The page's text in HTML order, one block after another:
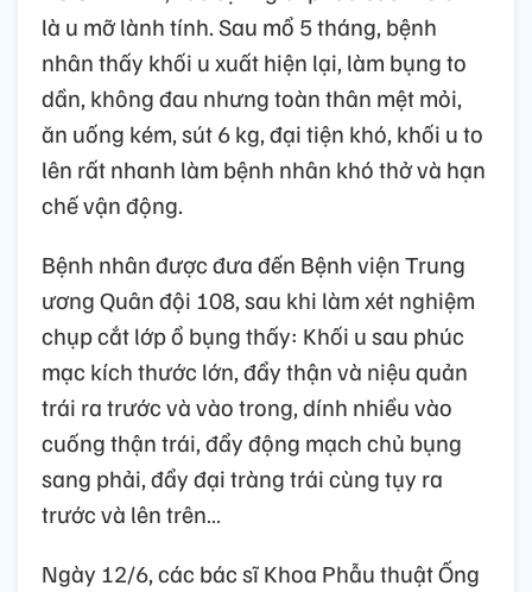
là u mỡ lành tính. Sau mổ 5 tháng, bệnh
nhân thấy khối u xuất hiện lại, làm bụng to
dần, không đau nhưng toàn thân mệt mỏi,
ăn uống kém, sút 6 kg, đại tiện khó, khối u to
lên rất nhanh làm bệnh nhân khó thở và hạn
chế vận động.
Bệnh nhân được đưa đến Bệnh viện Trung
ương Quân đội 108, sau khi làm xét nghiệm
chụp cắt lớp ổ bụng thấy: Khối u sau phúc
mạc kích thước lớn, đẩy thận và niệu quản
trái ra trước và vào trong, dính nhiều vào
cuống thận trái, đẩy động mạch chủ bụng
sang phải, đẩy đại tràng trái cùng tụy ra
trước và lên trên…
Ngày 12/6, các bác sĩ Khoa Phẫu thuật Ống